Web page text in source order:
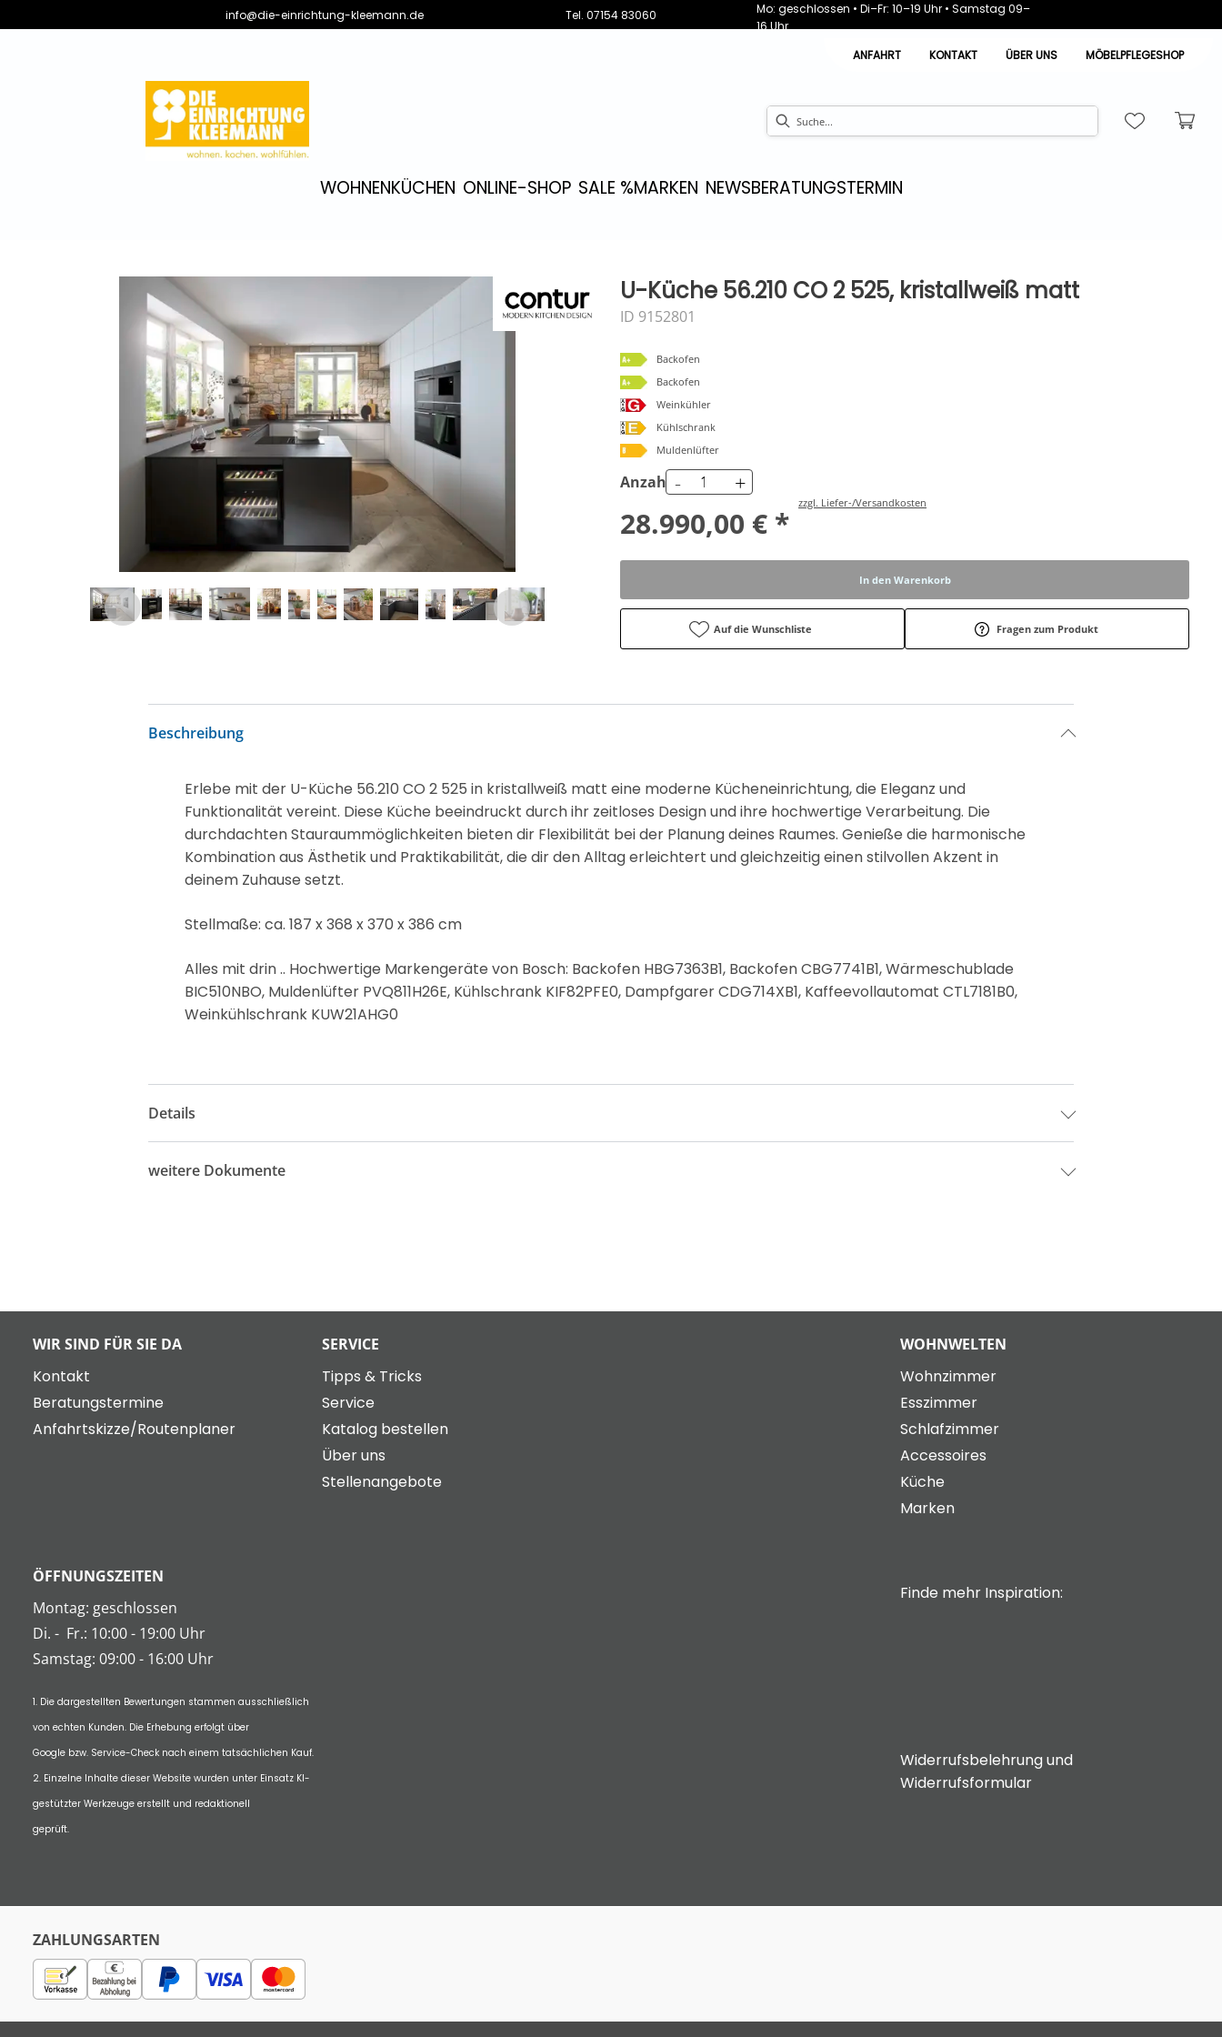
info@die-einrichtung-kleemann.de Tel. 07154 83060
Mo: geschlossen • Di–Fr: 10–19 Uhr • Samstag 09–
16 Uhr
ANFAHRT
KONTAKT ÜBER UNS MÖBELPFLEGESHOP
WOHNENKÜCHEN ONLINE-SHOP SALE %MARKEN NEWSBERATUNGSTERMIN
U-Küche 56.210 CO 2 525, kristallweiß matt
ID 9152801
Backofen
Backofen
Weinkühler
Kühlschrank
Muldenlüfter
Anzahl - +
28.990,00 € *
zzgl. Liefer-/Versandkosten
In den Warenkorb
Auf die Wunschliste Fragen zum Produkt
Beschreibung
Erlebe mit der U-Küche 56.210 CO 2 525 in kristallweiß matt eine moderne Kücheneinrichtung, die Eleganz und
Funktionalität vereint. Diese Küche beeindruckt durch ihr zeitloses Design und ihre hochwertige Verarbeitung. Die
durchdachten Stauraummöglichkeiten bieten dir Flexibilität bei der Planung deines Raumes. Genieße die harmonische
Kombination aus Ästhetik und Praktikabilität, die dir den Alltag erleichtert und gleichzeitig einen stilvollen Akzent in
deinem Zuhause setzt.
Stellmaße: ca. 187 x 368 x 370 x 386 cm
Alles mit drin .. Hochwertige Markengeräte von Bosch: Backofen HBG7363B1, Backofen CBG7741B1, Wärmeschublade
BIC510NBO, Muldenlüfter PVQ811H26E, Kühlschrank KIF82PFE0, Dampfgarer CDG714XB1, Kaffeevollautomat CTL7181B0,
Weinkühlschrank KUW21AHG0
Details
weitere Dokumente
WIR SIND FÜR SIE DA
Kontakt
Beratungstermine
Anfahrtskizze/Routenplaner
SERVICE
Tipps & Tricks
Service
Katalog bestellen
Über uns
Stellenangebote
WOHNWELTEN
Wohnzimmer
Esszimmer
Schlafzimmer
Accessoires
Küche
Marken
ÖFFNUNGSZEITEN
Montag: geschlossen
Di. - Fr.: 10:00 - 19:00 Uhr
Samstag: 09:00 - 16:00 Uhr
1. Die dargestellten Bewertungen stammen ausschließlich
von echten Kunden. Die Erhebung erfolgt über
Google bzw. Service-Check nach einem tatsächlichen Kauf.
2. Einzelne Inhalte dieser Website wurden unter Einsatz KI-
gestützter Werkzeuge erstellt und redaktionell
geprüft.
Finde mehr Inspiration:
Widerrufsbelehrung und
Widerrufsformular
ZAHLUNGSARTEN